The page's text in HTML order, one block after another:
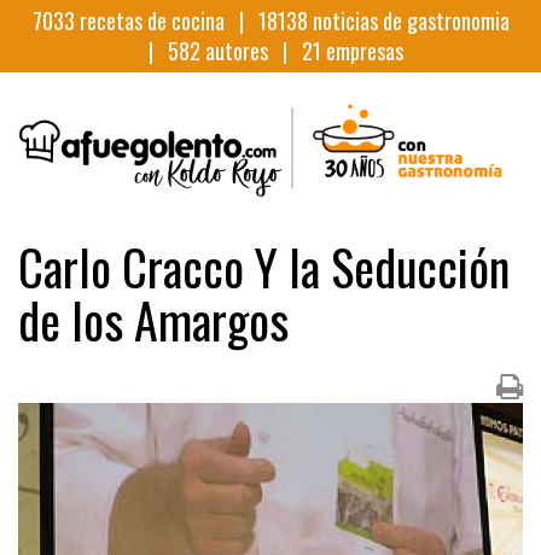
7033 recetas de cocina | 18138 noticias de gastronomia
| 582 autores | 21 empresas
Carlo Cracco Y la Seducción
de los Amargos